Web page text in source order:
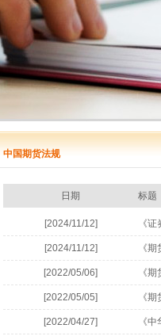
中国期货法规
日期 标题
[2024/11/12] 《
[2024/11/12] 《
[2022/05/06] 《
[2022/05/05] 《
[2022/04/27] 《